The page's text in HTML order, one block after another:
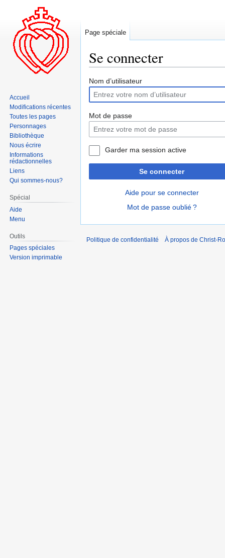
Se connecter
Aller
la
navigation
Aller
la
recherche
Nom d’utilisateur
Mot de passe
Garder ma session active
Se connecter
Aide pour se connecter
Mot de passe oublié ?
Page spéciale
Accueil
Modifications récentes
Toutes les pages
Personnages
Bibliothèque
Nous écrire
Informations
rédactionnelles
Liens
Qui sommes-nous?
Spécial
Aide
Menu
Outils
Pages spéciales
Version imprimable
Politique de confidentialité À propos de Christ-